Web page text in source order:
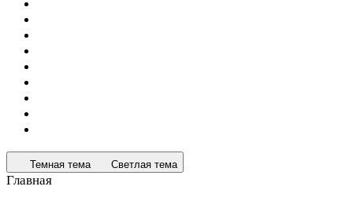
Темная тема Светлая тема
Главная